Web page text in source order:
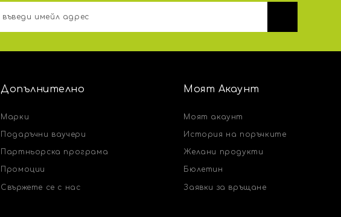
Допълнително
Марки
Подаръчни ваучери
Партньорска програма
Промоции
Свържете се с нас
Моят Акаунт
Моят акаунт
История на поръчките
Желани продукти
Бюлетин
Заявки за връщане